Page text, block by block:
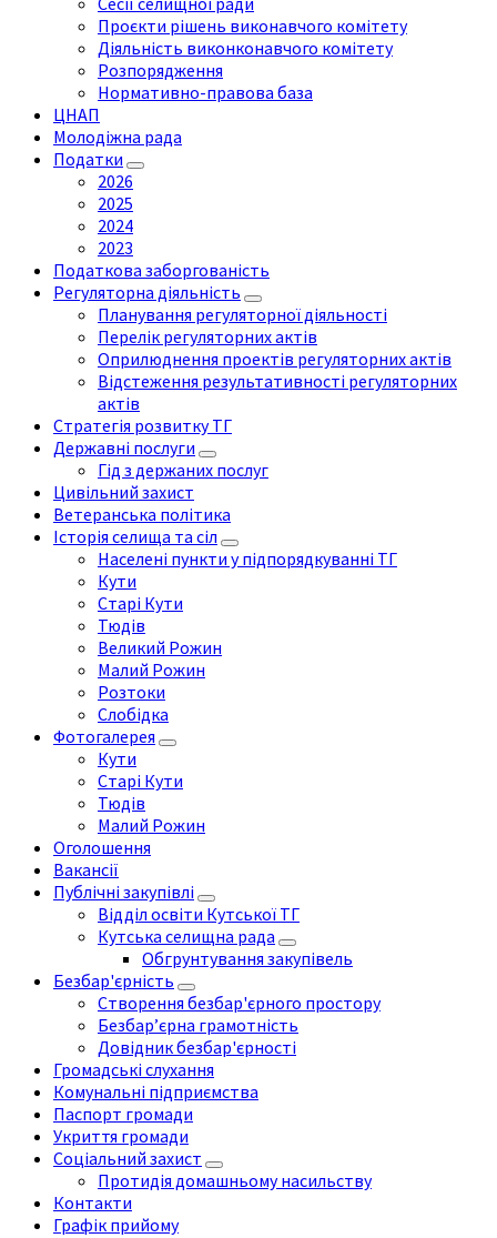
Проєкти рішень виконавчого комітету
Діяльність виконконавчого комітету
Розпорядження
Нормативно-правова база
ЦНАП
Молодіжна рада
Податки
2026
2025
2024
2023
Податкова заборгованість
Регуляторна діяльність
Планування регуляторної діяльності
Перелік регуляторних актів
Оприлюднення проектів регуляторних актів
Відстеження результативності регуляторних
актів
Стратегія розвитку ТГ
Державні послуги
Гід з держаних послуг
Цивільний захист
Ветеранська політика
Історія селища та сіл
Населені пункти у підпорядкуванні ТГ
Кути
Старі Кути
Тюдів
Великий Рожин
Малий Рожин
Розтоки
Слобідка
Фотогалерея
Кути
Старі Кути
Тюдів
Малий Рожин
Оголошення
Вакансії
Публічні закупівлі
Відділ освіти Кутської ТГ
Кутська селищна рада
Обгрунтування закупівель
Безбар'єрність
Створення безбар'єрного простору
Безбар’єрна грамотність
Довідник безбар'єрності
Громадські слухання
Комунальні підприємства
Паспорт громади
Укриття громади
Соціальний захист
Протидія домашньому насильству
Контакти
Графік прийому